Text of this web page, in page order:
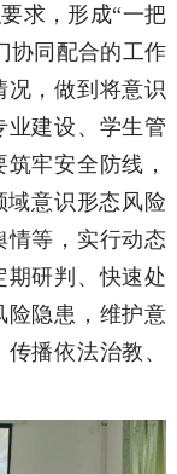
求，形成“一把
协同配合的工作
况，做到将意识
业建设、学生管
牢安全防线，
域意识形态风险
情等，实行动态
期研判、快速处
险隐患，维护意
播依法治教、